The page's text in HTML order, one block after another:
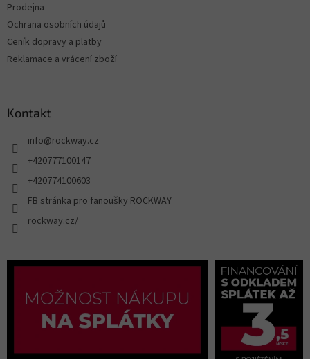
Prodejna
Ochrana osobních údajů
Ceník dopravy a platby
Reklamace a vrácení zboží
Kontakt
info@rockway.cz
+420777100147
+420774100603
FB stránka pro fanoušky ROCKWAY
rockway.cz/